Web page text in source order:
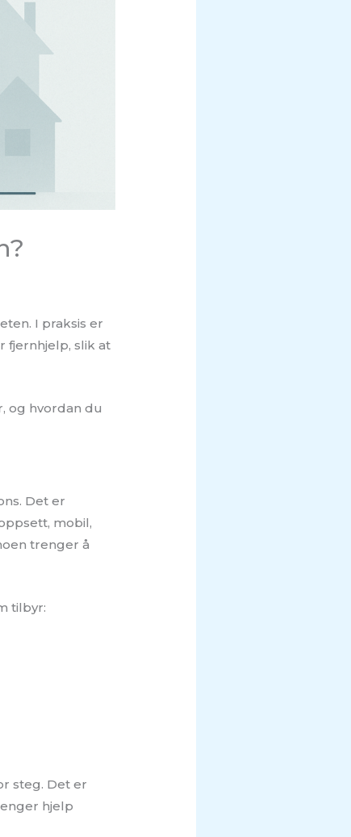
I praksis er
fjernhjelp, slik at
og hvordan du
Det er
mobil,
trenger å
tilbyr:
steg. Det er
hjelp